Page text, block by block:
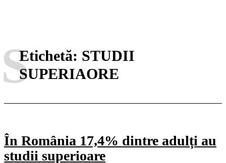
Etichetă: STUDII
SUPERIAORE
S
În România 17,4% dintre adulți au
studii superioare